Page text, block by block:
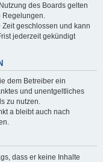
des Boards gelten
Regelungen.
geschlossen und kann
jederzeit gekündigt
dem Betreiber ein
und unentgeltliches
zu nutzen.
a bleibt auch nach
dass er keine Inhalte